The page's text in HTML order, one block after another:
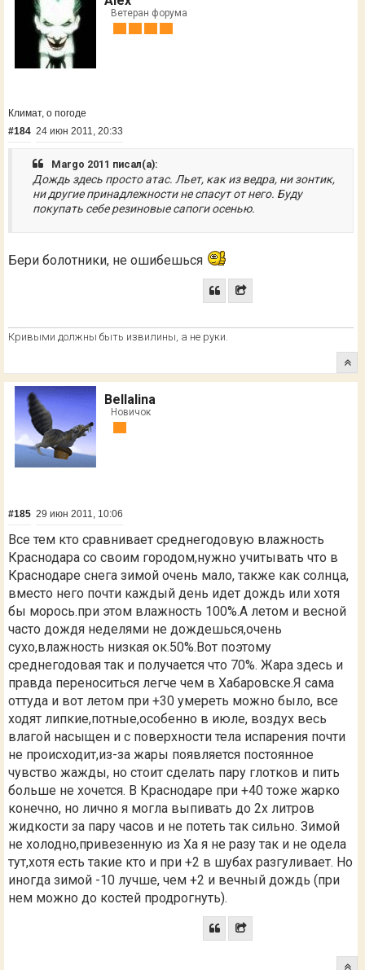
Ветеран форума
Климат, о погоде
#184 24 июн 2011, 20:33
Margo 2011 писал(а):
Дождь здесь просто атас. Льет, как из ведра, ни зонтик,
ни другие принадлежности не спасут от него. Буду
покупать себе резиновые сапоги осенью.
Бери болотники, не ошибешься
Кривыми должны быть извилины, а не руки.
Bellalina
Новичок
#185 29 июн 2011, 10:06
Все тем кто сравнивает среднегодовую влажность
Краснодара со своим городом,нужно учитывать что в
Краснодаре снега зимой очень мало, также как солнца,
вместо него почти каждый день идет дождь или хотя
бы морось.при этом влажность 100%.А летом и весной
часто дождя неделями не дождешься,очень
сухо,влажность низкая ок.50%.Вот поэтому
среднегодовая так и получается что 70%. Жара здесь и
правда переноситься легче чем в Хабаровске.Я сама
оттуда и вот летом при +30 умереть можно было, все
ходят липкие,потные,особенно в июле, воздух весь
влагой насыщен и с поверхности тела испарения почти
не происходит,из-за жары появляется постоянное
чувство жажды, но стоит сделать пару глотков и пить
больше не хочется. В Краснодаре при +40 тоже жарко
конечно, но лично я могла выпивать до 2х литров
жидкости за пару часов и не потеть так сильно. Зимой
не холодно,привезенную из Ха я не разу так и не одела
тут,хотя есть такие кто и при +2 в шубах разгуливает. Но
иногда зимой -10 лучше, чем +2 и вечный дождь (при
нем можно до костей продрогнуть).